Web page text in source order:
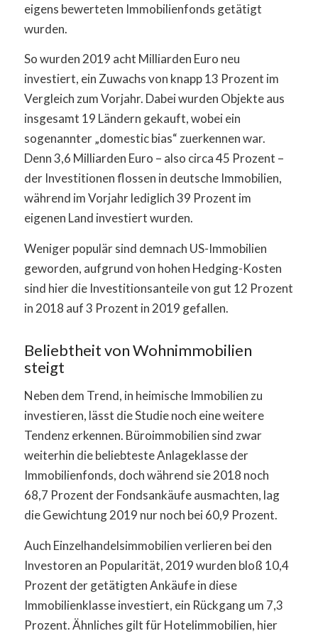
eigens bewerteten Immobilienfonds getätigt
wurden.
So wurden 2019 acht Milliarden Euro neu
investiert, ein Zuwachs von knapp 13 Prozent im
Vergleich zum Vorjahr. Dabei wurden Objekte aus
insgesamt 19 Ländern gekauft, wobei ein
sogenannter „domestic bias“ zuerkennen war.
Denn 3,6 Milliarden Euro – also circa 45 Prozent –
der Investitionen flossen in deutsche Immobilien,
während im Vorjahr lediglich 39 Prozent im
eigenen Land investiert wurden.
Weniger populär sind demnach US-Immobilien
geworden, aufgrund von hohen Hedging-Kosten
sind hier die Investitionsanteile von gut 12 Prozent
in 2018 auf 3 Prozent in 2019 gefallen.
Beliebtheit von Wohnimmobilien
steigt
Neben dem Trend, in heimische Immobilien zu
investieren, lässt die Studie noch eine weitere
Tendenz erkennen. Büroimmobilien sind zwar
weiterhin die beliebteste Anlageklasse der
Immobilienfonds, doch während sie 2018 noch
68,7 Prozent der Fondsankäufe ausmachten, lag
die Gewichtung 2019 nur noch bei 60,9 Prozent.
Auch Einzelhandelsimmobilien verlieren bei den
Investoren an Popularität, 2019 wurden bloß 10,4
Prozent der getätigten Ankäufe in diese
Immobilienklasse investiert, ein Rückgang um 7,3
Prozent. Ähnliches gilt für Hotelimmobilien, hier